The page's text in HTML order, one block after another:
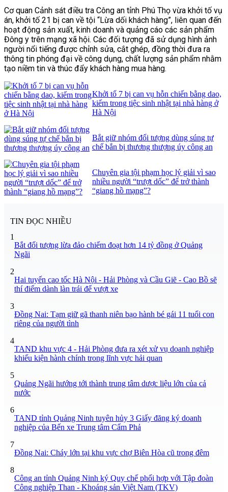
Cơ quan Cảnh sát điều tra Công an tỉnh Phú Thọ vừa khởi tố vụ
án, khởi tố 21 bị can về tội “Lừa dối khách hàng”, liên quan đến
hoạt động sản xuất, kinh doanh và quảng cáo các sản phẩm
Đông y trên mạng xã hội. Các đối tượng đã sử dụng hình ảnh
người nổi tiếng được chỉnh sửa, cắt ghép, đồng thời đưa ra
thông tin phóng đại về công dụng, chất lượng sản phẩm nhằm
tạo niềm tin và thúc đẩy khách hàng mua hàng.
Khởi tố 7 bị can vụ hỗn chiến bằng dao,
kiếm trong tiệc sinh nhật tại nhà hàng ở
Hà Nội
Bắt giữ nhóm đối tượng dùng súng tự
chế bắn bị thương thượng úy công an
Chuyên gia tội phạm học lý giải vì sao
nhiều người “trượt dốc” để trở thành
“giang hồ mạng”?
TIN ĐỌC NHIỀU
1
Bắt đối tượng lừa đảo chiếm đoạt hơn 14 tỷ đồng ở Quảng
Ngãi
2
Hai tuyến cao tốc Hà Nội - Hải Phòng và Cầu Giẽ - Cao Bồ sẽ
thí điểm dành làn trái để vượt xe
3
Đồng Nai: Tạm giữ gã thanh niên bạo hành bé gái 11 tuổi con
riêng của người tình
4
TAND khu vực 4 - Hải Phòng đưa ra xét xử vụ doanh nghiệp
khiếu kiện hành chính trong lĩnh vực hải quan
5
Quảng Ngãi hướng tới thành trung tâm dược liệu lớn của cả
nước
6
TAND tỉnh Quảng Ninh tuyên hủy 3 Giấy đăng ký doanh
nghiệp của Bến xe Trung tâm Cẩm Phả
7
Đồng Nai: Cháy lớn tại khu vực chợ Biên Hòa cũ trong đêm
8
Công an tỉnh Quảng Ninh ký Quy chế phối hợp với Tập đoàn
Công nghiệp Than - Khoáng sản Việt Nam (TKV)